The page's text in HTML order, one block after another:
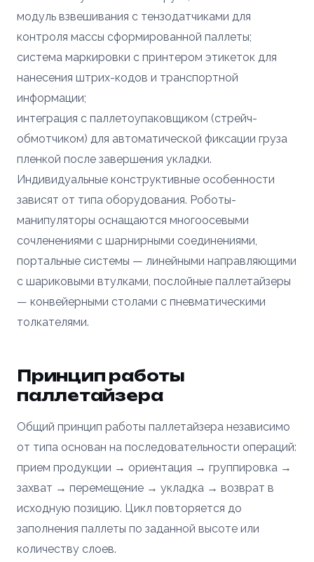
модуль взвешивания с тензодатчиками для
контроля массы сформированной паллеты;
система маркировки с принтером этикеток для
нанесения штрих-кодов и транспортной
информации;
интеграция с паллетоупаковщиком (стрейч-
обмотчиком) для автоматической фиксации груза
пленкой после завершения укладки.
Индивидуальные конструктивные особенности
зависят от типа оборудования. Роботы-
манипуляторы оснащаются многоосевыми
сочленениями с шарнирными соединениями,
портальные системы — линейными направляющими
с шариковыми втулками, послойные паллетайзеры
— конвейерными столами с пневматическими
толкателями.
Принцип работы
паллетайзера
Общий принцип работы паллетайзера независимо
от типа основан на последовательности операций:
прием продукции → ориентация → группировка →
захват → перемещение → укладка → возврат в
исходную позицию. Цикл повторяется до
заполнения паллеты по заданной высоте или
количеству слоев.
Согласен с условиями
политики
конфиденциальности
правилами обработки
персональных данных
Сообщение
Согласен с условиями
персональных данных
Отправить заявку
ОПТИМИЗАЦИЯ
УПАКОВКИ С
YJPO-1650-K
Купить